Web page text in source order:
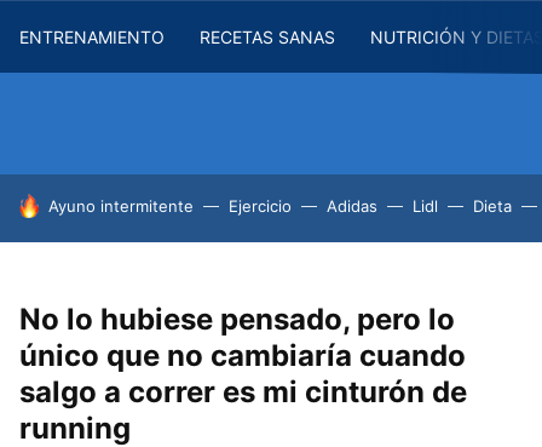
ENTRENAMIENTO RECETAS SANAS NUTRICIÓN Y
HOY SE HABLA DE
Ayuno intermitente Ejercicio Adidas Lidl Dieta
No lo hubiese pensado, pero lo
único que no cambiaría cuando
salgo a correr es mi cinturón de
running